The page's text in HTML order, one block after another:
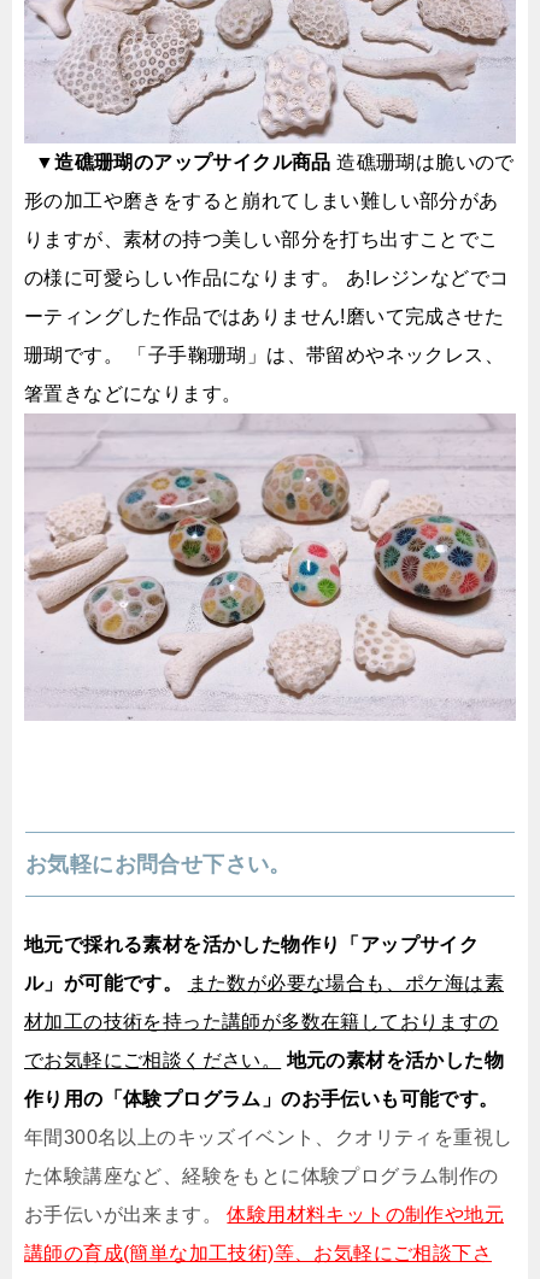
▼造礁珊瑚のアップサイクル商品造礁珊瑚は脆いので
形の加工や磨きをすると崩れてしまい難しい部分があ
りますが、素材の持つ美しい部分を打ち出すことでこ
の様に可愛らしい作品になります。 あ!レジンなどでコ
ーティングした作品ではありません!磨いて完成させた
珊瑚です。 「子手鞠珊瑚」は、帯留めやネックレス、
箸置きなどになります。
お気軽にお問合せ下さい。
地元で採れる素材を活かした物作り「アップサイク
ル」が可能です。
また数が必要な場合も、ポケ海は素
材加工の技術を持った講師が多数在籍しておりますの
でお気軽にご相談ください。
地元の素材を活かした物
作り用の「体験プログラム」のお手伝いも可能です。
年間300名以上のキッズイベント、クオリティを重視し
た体験講座など、経験をもとに体験プログラム制作の
お手伝いが出来ます。体験用材料キットの制作や地元
講師の育成(簡単な加工技術)等、お気軽にご相談下さ